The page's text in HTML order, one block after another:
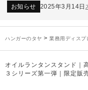
お知らせ
2025年3月14日
お知らせ 2025年3月14日
ハンガーのタヤ > 業務用ディスプ
オイルランタンスタンド｜
３シリーズ第一弾｜限定販